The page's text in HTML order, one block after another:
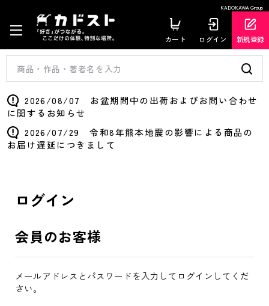
KADOKAWA Group
カート ログイン 新規登録
2026/08/07 お盆期間中の出荷およびお問い合わせ
に関するお知らせ
2026/07/29 令和8年熊本地震の影響による商品の
お届け遅延につきまして
ログイン
会員のお客様
メールアドレスとパスワードを入力してログインしてくだ
さい。